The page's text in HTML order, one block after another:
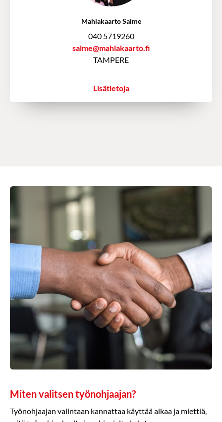
Mahlakaarto Salme
040 5719260
salme@mahlakaarto.fi
TAMPERE
Lisätietoja
Miten valitsen työnohjaajan?
Työnohjaajan valintaan kannattaa käyttää aikaa ja miettiä,